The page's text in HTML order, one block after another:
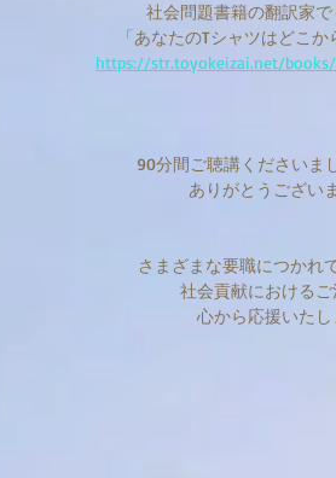
社会問題書籍の翻訳家
「あなたのTシャツはどこか
https://str.toyokeizai.net/
90分間ご聴講くださいま
ありがとうござい
さまざまな要職につかれ
社会貢献におけるご
心から応援いたし